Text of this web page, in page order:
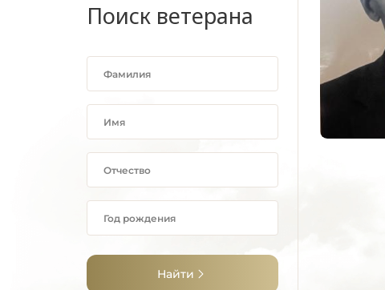
Поиск ветерана
Найти